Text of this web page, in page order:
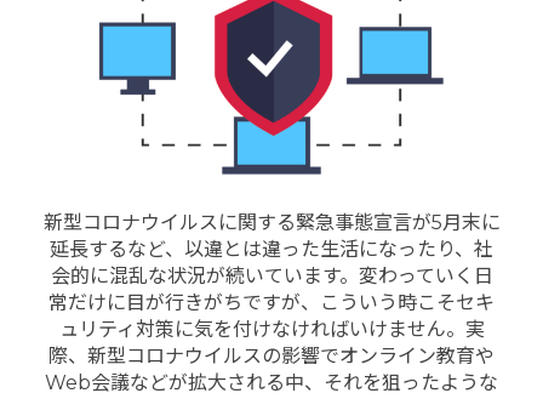
新型コロナウイルスに関する緊急事態宣言が5月末に
延長するなど、以違とは違った生活になったり、社
会的に混乱な状況が続いています。変わっていく日
常だけに目が行きがちですが、こういう時こそセキ
ュリティ対策に気を付けなければいけません。実
際、新型コロナウイルスの影響でオンライン教育や
Web会議などが拡大される中、それを狙ったような